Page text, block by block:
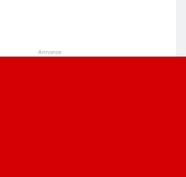
Annonce